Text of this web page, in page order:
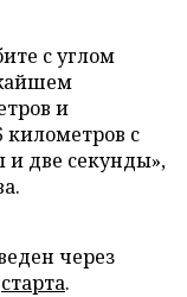
с углом
и
с
две секунды»,
через
старта.